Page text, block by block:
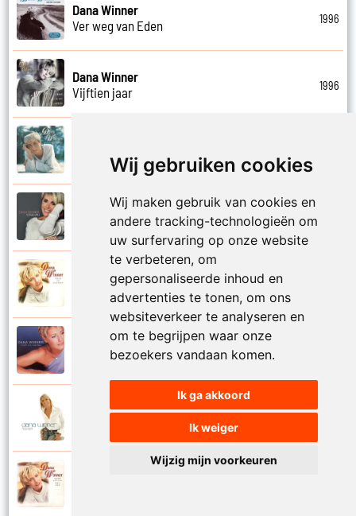
Wij gebruiken cookies
Wij maken gebruik van cookies en
andere tracking-technologieën om
uw surfervaring op onze website
te verbeteren, om
gepersonaliseerde inhoud en
advertenties te tonen, om ons
websiteverkeer te analyseren en
om te begrijpen waar onze
bezoekers vandaan komen.
Ik ga akkoord
Ik weiger
Wijzig mijn voorkeuren
Dana Winner
Ver weg van Eden
1996
Dana Winner
Vijftien jaar
1996
Vleugels
Dana Winner
Vogelvrij
Dana Winner
Volg je natuur
Dana Winner
Voor altijd
Dana Winner